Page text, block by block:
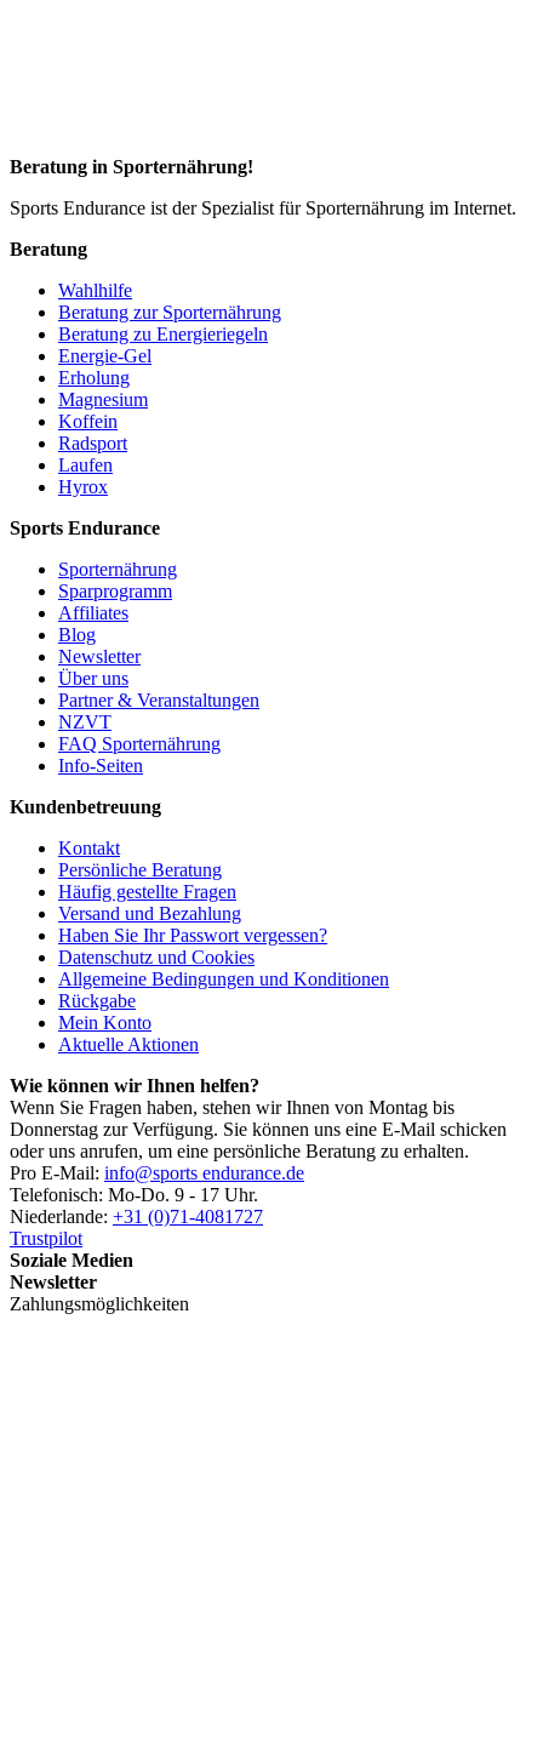
Beratung in Sporternährung!
Sports Endurance ist der Spezialist für Sporternährung im Internet.
Beratung
Wahlhilfe
Beratung zur Sporternährung
Beratung zu Energieriegeln
Energie-Gel
Erholung
Magnesium
Koffein
Radsport
Laufen
Hyrox
Sports Endurance
Sporternährung
Sparprogramm
Affiliates
Blog
Newsletter
Über uns
Partner & Veranstaltungen
NZVT
FAQ Sporternährung
Info-Seiten
Kundenbetreuung
Kontakt
Persönliche Beratung
Häufig gestellte Fragen
Versand und Bezahlung
Haben Sie Ihr Passwort vergessen?
Datenschutz und Cookies
Allgemeine Bedingungen und Konditionen
Rückgabe
Mein Konto
Aktuelle Aktionen
Wie können wir Ihnen helfen?
Wenn Sie Fragen haben, stehen wir Ihnen von Montag bis
Donnerstag zur Verfügung. Sie können uns eine E-Mail schicken
oder uns anrufen, um eine persönliche Beratung zu erhalten.
Pro E-Mail: info@sports endurance.de
Telefonisch: Mo-Do. 9 - 17 Uhr.
Niederlande: +31 (0)71-4081727
Trustpilot
Soziale Medien
Newsletter
Zahlungsmöglichkeiten